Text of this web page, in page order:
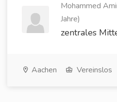
Mohammed
Jahre)
zentrales
Aachen Vereinslos